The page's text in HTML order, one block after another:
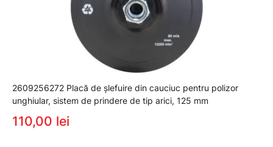
2609256272 Placă de şlefuire din cauciuc pentru polizor
unghiular, sistem de prindere de tip arici, 125 mm
110,00 lei